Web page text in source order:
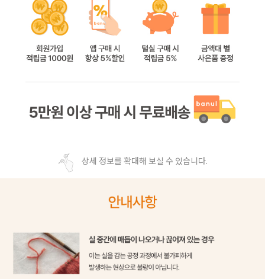
상세 정보를 확대해 보실 수 있습니다.